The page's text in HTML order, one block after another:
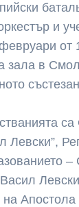
и
от
зала в